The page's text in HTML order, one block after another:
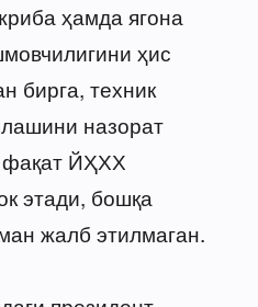
ҳамда ягона
ҳис
бирга, техник
назорат
ЙҲХХ
этади, бошқа
жалб этилмаган.